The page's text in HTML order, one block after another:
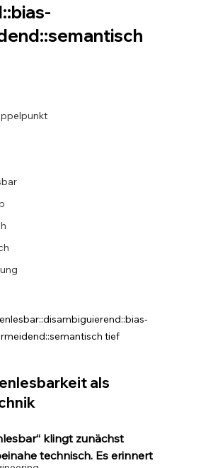
tief
als
klingt zunächst
technisch. Es erinnert